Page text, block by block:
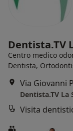
Dentista.TV
Centro medico
Dentista,
Via Giovanni
Dentista.TV La
Visita